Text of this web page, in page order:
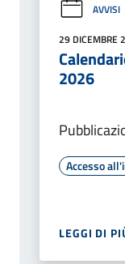
AVVISI
29 DICEMBRE
2026
Accesso
LEGGI DI